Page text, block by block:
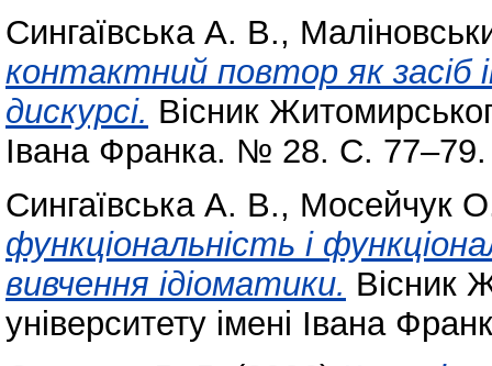
Сингаївська А. В.,
контактний повтор як засіб
дискурсі. Вісник
Івана Франка. № 28. С. 77–79.
Сингаївська А. В., Мосейчук
функціональність і
вивчення ідіоматики. Вісник
університету імені Івана